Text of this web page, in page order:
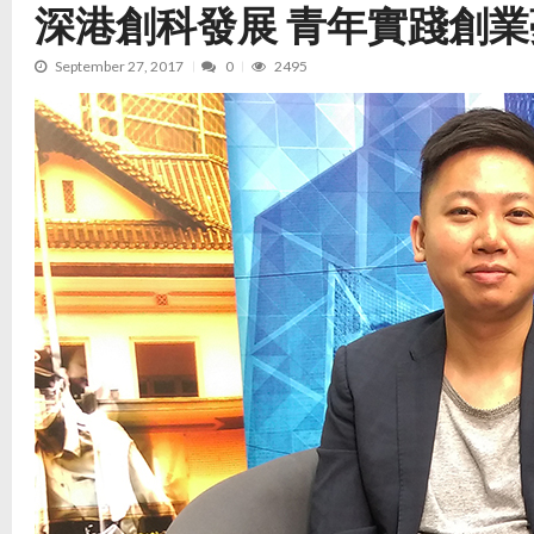
深港創科發展 青年實踐創
September 27, 2017 0 2495